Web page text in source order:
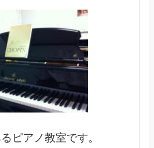
ピアノ教室です。